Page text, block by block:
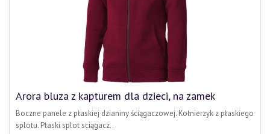
Arora bluza z kapturem dla dzieci, na zamek
Boczne panele z płaskiej dzianiny ściągaczowej. Kołnierzyk z płaskiego
splotu. Płaski splot sciągacz..